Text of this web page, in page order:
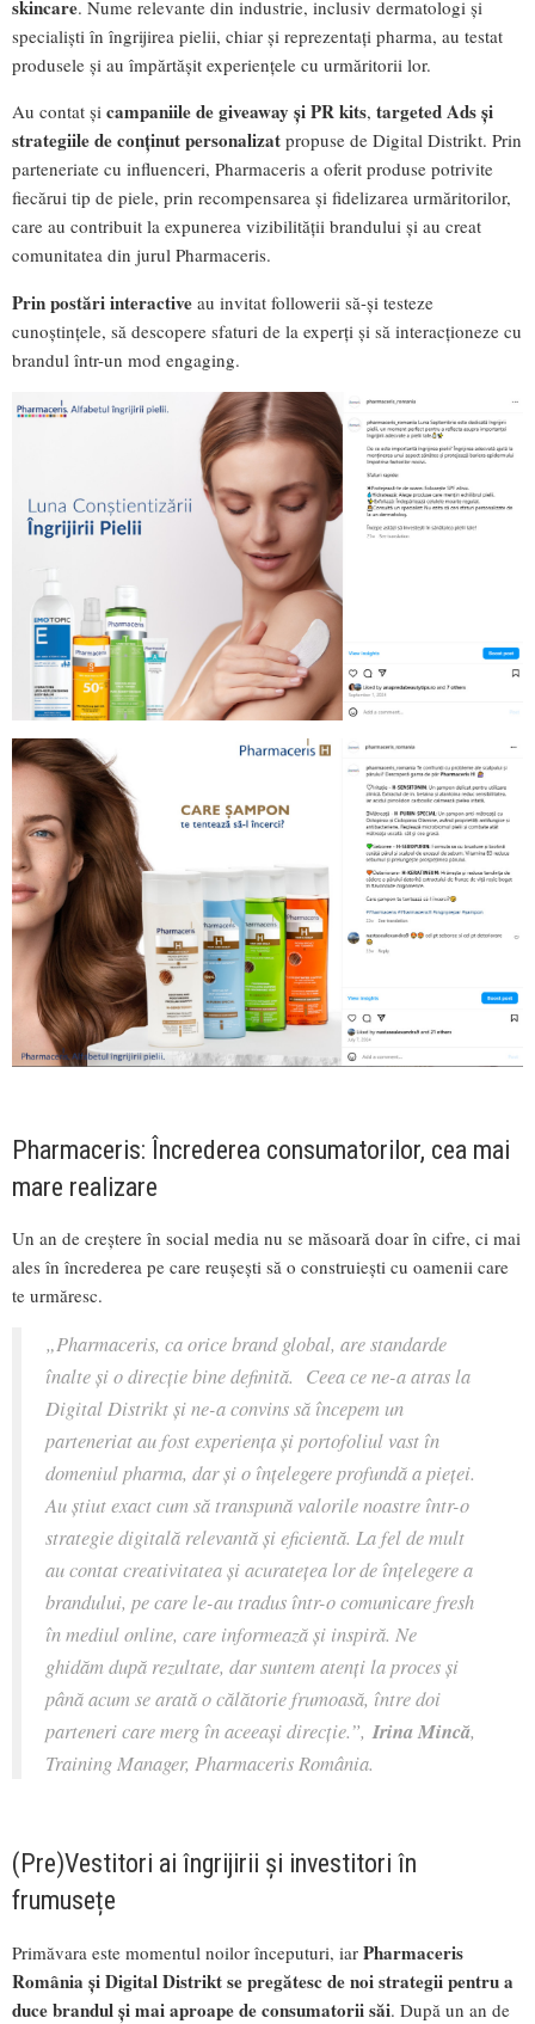
skincare. Nume relevante din industrie, inclusiv dermatologi și
specialiști în îngrijirea pielii, chiar și reprezentați pharma, au testat
produsele și au împărtășit experiențele cu urmăritorii lor.
Au contat și campaniile de giveaway și PR kits, targeted Ads și
strategiile de conținut personalizat propuse de Digital Distrikt. Prin
parteneriate cu influenceri, Pharmaceris a oferit produse potrivite
fiecărui tip de piele, prin recompensarea și fidelizarea urmăritorilor,
care au contribuit la expunerea vizibilității brandului și au creat
comunitatea din jurul Pharmaceris.
Prin postări interactive au invitat followerii să-și testeze
cunoștințele, să descopere sfaturi de la experți și să interacționeze cu
brandul într-un mod engaging.
Pharmaceris: Încrederea consumatorilor, cea mai
mare realizare
Un an de creștere în social media nu se măsoară doar în cifre, ci mai
ales în încrederea pe care reușești să o construiești cu oamenii care
te urmăresc.
„Pharmaceris, ca orice brand global, are standarde
înalte și o direcție bine definită. Ceea ce ne-a atras la
Digital Distrikt și ne-a convins să începem un
parteneriat au fost experiența și portofoliul vast în
domeniul pharma, dar și o înțelegere profundă a pieței.
Au știut exact cum să transpună valorile noastre într-o
strategie digitală relevantă și eficientă. La fel de mult
au contat creativitatea și acuratețea lor de înțelegere a
brandului, pe care le-au tradus într-o comunicare fresh
în mediul online, care informează și inspiră. Ne
ghidăm după rezultate, dar suntem atenți la proces și
până acum se arată o călătorie frumoasă, între doi
parteneri care merg în aceeași direcție.”, Irina Mincă,
Training Manager, Pharmaceris România.
(Pre)Vestitori ai îngrijirii și investitori în
frumusețe
Primăvara este momentul noilor începuturi, iar Pharmaceris
România și Digital Distrikt se pregătesc de noi strategii pentru a
duce brandul și mai aproape de consumatorii săi. După un an de